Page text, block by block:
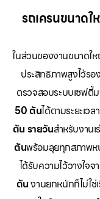
รถเครนขนาดใ
ในส่วนของงานขนาดให
ประสิทธิภาพสูงไว้รอ
ตรวจสอบระบบเซฟตี้
50 ตันได้ตามระยะเว
ตัน รายวันสำหรับงาน
ตันพร้อมลุยทุกสภาพห
ได้รับความไว้วางใจ
ตันงานยกหนักก็ไม่ใช่